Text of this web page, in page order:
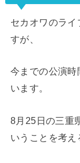
セカオワのラ
すが、
今までの公演時
います。
8月25日の三重
いうことを考え